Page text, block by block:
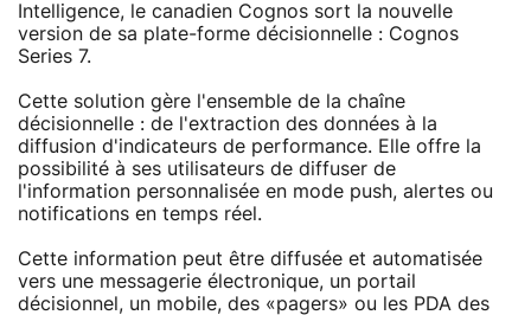
Intelligence, le canadien Cognos sort la nouvelle
version de sa plate-forme décisionnelle : Cognos
Series 7.
Cette solution gère l'ensemble de la chaîne
décisionnelle : de l'extraction des données à la
diffusion d'indicateurs de performance. Elle offre la
possibilité à ses utilisateurs de diffuser de
l'information personnalisée en mode push, alertes ou
notifications en temps réel.
Cette information peut être diffusée et automatisée
vers une messagerie électronique, un portail
décisionnel, un mobile, des «pagers» ou les PDA des